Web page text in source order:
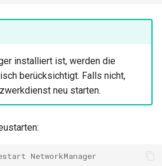
installiert ist, werden die
berücksichtigt. Falls nicht,
neu starten.
NetworkManager